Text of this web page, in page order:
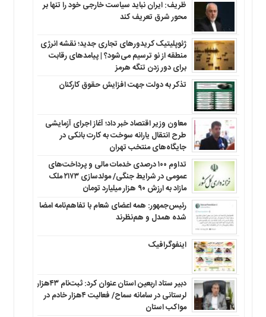
ظریف: ایران نباید سیاست خارجی خود را تنها بر
محور شرق تعریف کند
ژئوپلیتیک کریدورهای تجاری جدید؛ نقشه انرژی
منطقه‌ از نو ترسیم می‌شود؟ | پیامدهای رقابت
برای دور زدن تنگه هرمز
تذکر به دولت جهت افزایش حقوق کارکنان ‌
معاون وزیر اقتصاد خبر داد؛ آغاز اجرای آزمایشی
طرح انتقال یارانه سوخت به کارت بانکی در
جایگاه‌های منتخب تهران
تداوم ۱۰۰ درصدی خدمات مالی و پرداخت‌های
عمومی در شرایط جنگی/ مولدسازی ۲۱۷۳ ملک
مازاد به ارزش ۹۰ هزار میلیارد تومان
رئیس‌جمهور: همه اعضای شعام با تفاهم‌نامه امضا
شده همدل و هم‌نظرند
اینفوگرافیک
دبیر ستاد اربعین استان عنوان کرد: ثبت‌نام ۴۳هزار
لرستانی در سامانه سماح/ فعالیت ۴هزار خادم در
مواکب استان